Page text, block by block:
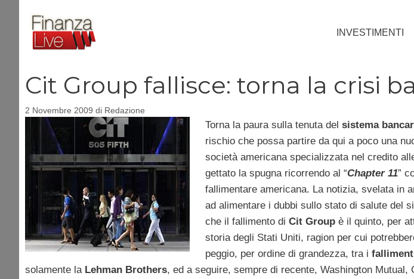
contenuto
INVESTIMENTI
Cit Group fallisce: torna la crisi
2 Novembre 2009 di Redazione
Torna la paura sulla tenuta del sistema
rischio che possa partire da qui a poco una
società americana specializzata nel credito
gettato la spugna ricorrendo al “Chapter 11”
fallimentare americana. La notizia, svelata in
ad alimentare i dubbi sullo stato di salute del
che il fallimento di Cit Groupè il quinto, per
storia degli Stati Uniti, ragion per cui
peggio, per ordine di grandezza, tra i
solamente la Lehman Brothers, ed a seguire, sempre di recente, Washington